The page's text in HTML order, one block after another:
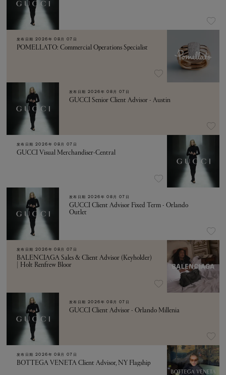
发布日期 2026年 08月 07日
POMELLATO: Commercial Operations Specialist
发布日期 2026年 08月 07日
GUCCI Senior Client Advisor - Austin
发布日期 2026年 08月 07日
GUCCI Visual Merchandiser-Central
发布日期 2026年 08月 07日
GUCCI Client Advisor Fixed Term - Orlando
Outlet
发布日期 2026年 08月 07日
BALENCIAGA Sales & Client Advisor (Keyholder)
| Holt Renfrew Bloor
发布日期 2026年 08月 07日
GUCCI Client Advisor - Orlando Millenia
发布日期 2026年 08月 07日
BOTTEGA VENETA Client Advisor, NY Flagship